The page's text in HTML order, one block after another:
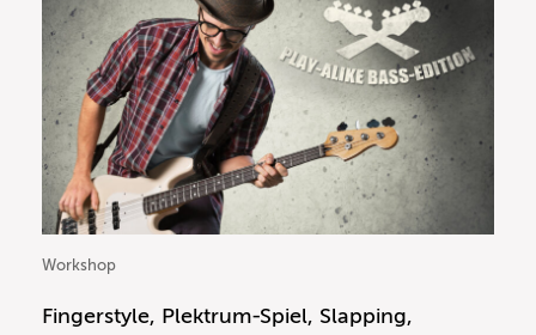
Workshop
Fingerstyle, Plektrum-Spiel, Slapping,